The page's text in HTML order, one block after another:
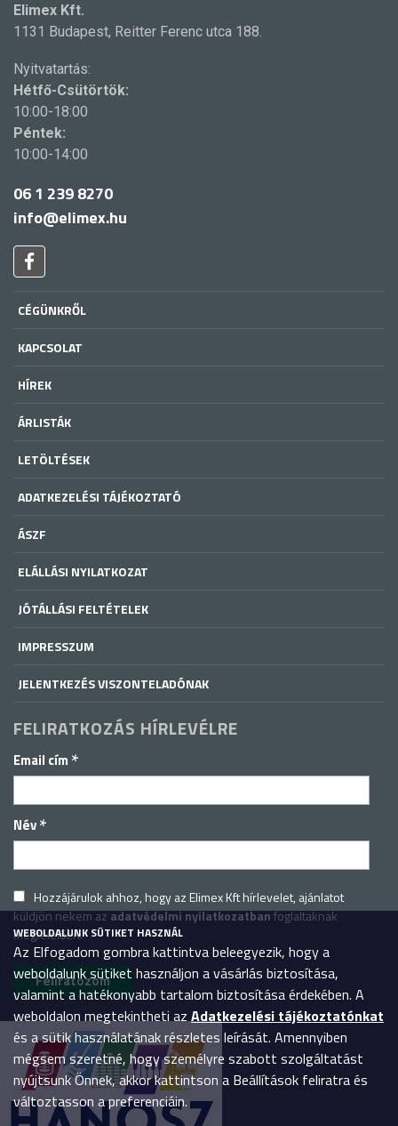
Elimex Kft.
1131 Budapest, Reitter Ferenc utca 188.
Nyitvatartás:
Hétfő-Csütörtök:
10:00-18:00
Péntek:
10:00-14:00
06 1 239 8270
info@elimex.hu
CÉGÜNKRŐL
KAPCSOLAT
HÍREK
ÁRLISTÁK
LETÖLTÉSEK
ADATKEZELÉSI TÁJÉKOZTATÓ
ÁSZF
ELÁLLÁSI NYILATKOZAT
JÓTÁLLÁSI FELTÉTELEK
IMPRESSZUM
JELENTKEZÉS VISZONTELADÓNAK
FELIRATKOZÁS HÍRLEVÉLRE
Email cím *
Név*
Hozzájárulok ahhoz, hogy az Elimex Kft hírlevelet, ajánlatot
küldjön nekem azadatvédelmi nyilatkozatbanfoglaltaknak
megfelelően.
WEBOLDALUNK SÜTIKET HASZNÁL
Az Elfogadom gombra kattintva beleegyezik, hogy a
weboldalunk sütiket használjon a vásárlás biztosítása,
valamint a hatékonyabb tartalom biztosítása érdekében. A
weboldalon megtekintheti az Adatkezelési tájékoztatónkat
és a sütik használatának részletes leírását. Amennyiben
mégsem szeretné, hogy személyre szabott szolgáltatást
nyújtsunk Önnek, akkor kattintson a Beállítások feliratra és
változtasson a preferenciáin.